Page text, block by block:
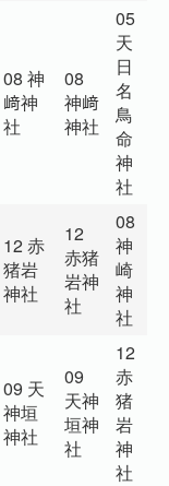
08 神
﨑神
社
08
神﨑
神社
05
天
日
名
鳥
命
神
社
12 赤
猪岩
神社
12
赤猪
岩神
社
08
神
崎
神
社
09 天
神垣
神社
09
天神
垣神
社
12
赤
猪
岩
神
社